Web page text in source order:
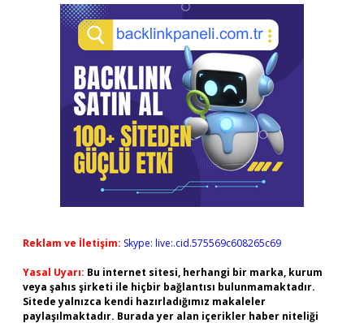
Reklam ve İletişim: Skype: live:.cid.575569c608265c69
Yasal Uyarı: Bu internet sitesi, herhangi bir marka, kurum
veya şahıs şirketi ile hiçbir bağlantısı bulunmamaktadır.
Sitede yalnızca kendi hazırladığımız makaleler
paylaşılmaktadır. Burada yer alan içerikler haber niteliği